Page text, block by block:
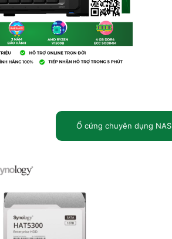
Ổ cứng chuyên dụng NAS